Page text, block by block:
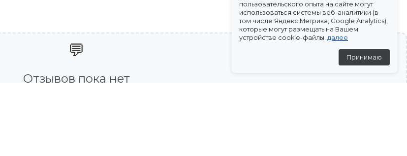
💬
Отзывов пока нет
пользовательского опыта на сайте могут
использоваться системы веб-аналитики (в
том числе Яндекс.Метрика, Google Analytics),
которые могут размещать на Вашем
устройстве cookie-файлы. далее
Принимаю